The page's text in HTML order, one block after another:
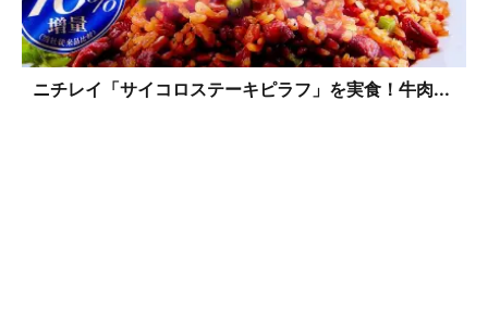
ニチレイ「サイコロステーキピラフ」を実食！牛肉...